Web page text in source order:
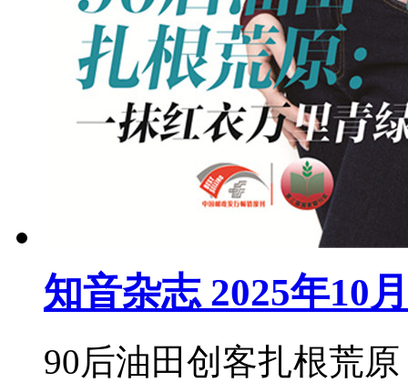
知音杂志 2025年10
90后油田创客扎根荒